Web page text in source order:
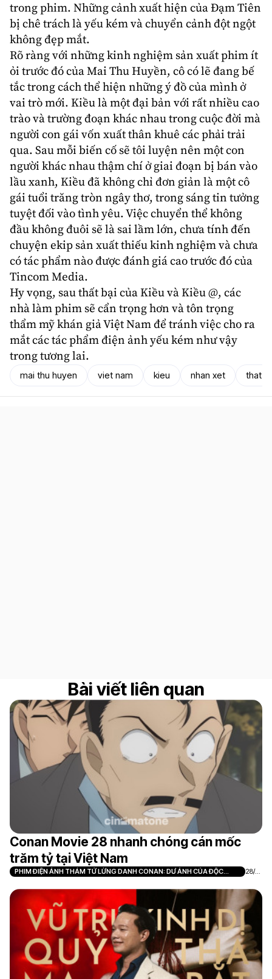
trong phim. Những cảnh xuất hiện của Đạm Tiên
bị chê trách là yếu kém và chuyển cảnh đột ngột
không đẹp mắt.
Rõ ràng với những kinh nghiệm sản xuất phim ít
ỏi trước đó của Mai Thu Huyền, cô có lẽ đang bế
tắc trong cách thể hiện những ý đồ của mình ở
vai trò mới. Kiều là một đại bản với rất nhiều cao
trào và trường đoạn khác nhau trong cuộc đời mà
người con gái vốn xuất thân khuê các phải trải
qua. Sau mỗi biến cố sẽ tôi luyện nên một con
người khác nhau thậm chí ở giai đoạn bị bán vào
lầu xanh, Kiều đã không chỉ đơn giản là một cô
gái tuổi trăng tròn ngây thơ, trong sáng tin tưởng
tuyệt đối vào tình yêu. Việc chuyển thể không
đầu không đuôi sẽ là sai lầm lớn, chưa tính đến
chuyện ekip sản xuất thiếu kinh nghiệm và chưa
có tác phẩm nào được đánh giá cao trước đó của
Tincom Media.
Hy vọng, sauthất bại của Kiều và Kiều @, các
nhà làm phim sẽ cẩn trọng hơn và tôn trọng
thẩm mỹ khán giả Việt Nam để tránh việc cho ra
mắt các tác phẩm điện ảnh yếu kém như vậy
trong tương lai.
mai thu huyen viet nam kieu nhan xet that
Bài viết liên quan
Conan Movie 28 nhanh chóng cán mốc
trăm tỷ tại Việt Nam
PHIM ĐIỆN ẢNH THÁM TỬ LỪNG DANH CONAN: DƯ ẢNH CỦA ĐỘC
NHÃN
28/0